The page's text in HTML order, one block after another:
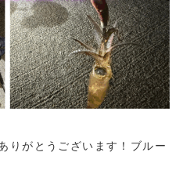
りがとうございます！ブルー